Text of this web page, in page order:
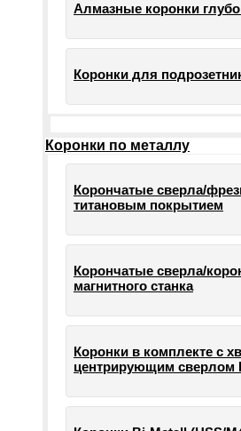
Алмазные коронки
Коронки для
Коронки по металлу
Корончатые сверла/
титановым покрытием
Корончатые сверла/
магнитного станка
Коронки в комплекте с
центрирующим сверлом